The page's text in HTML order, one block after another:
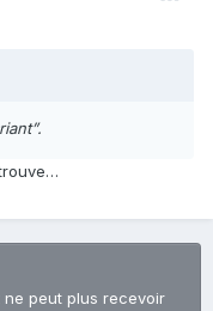
peut plus recevoir